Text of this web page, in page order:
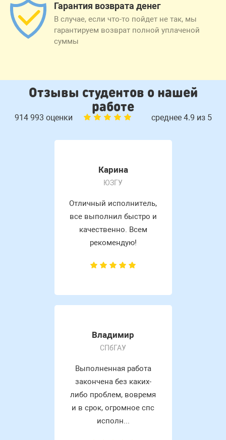
Гарантия возврата денег
В случае, если что-то пойдет не так, мы
гарантируем возврат полной уплаченой
суммы
Отзывы студентов о нашей
работе
914 993 оценки среднее 4.9 из 5
Карина
ЮЗГУ
Отличный исполнитель,
все выполнил быстро и
качественно. Всем
рекомендую!
Владимир
СПбГАУ
Выполненная работа
закончена без каких-
либо проблем, вовремя
и в срок, огромное спс
исполн...